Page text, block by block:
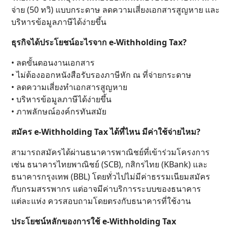
จ่าย (50 ทวิ) แบบกระดาษ ลดความเสี่ยงเอกสารสูญหาย และ
บริหารข้อมูลภาษีได้ง่ายขึ้น
ธุรกิจได้ประโยชน์อะไรจาก e-Withholding Tax?
• ลดขั้นตอนงานเอกสาร
• ไม่ต้องออกหนังสือรับรองภาษีหัก ณ ที่จ่ายกระดาษ
• ลดความเสี่ยงทำเอกสารสูญหาย
• บริหารข้อมูลภาษีได้ง่ายขึ้น
• ภาพลักษณ์องค์กรทันสมัย
สมัคร e-Withholding Tax ได้ที่ไหน มีค่าใช้จ่ายไหม?
สามารถสมัครได้ผ่านธนาคารพาณิชย์ที่เข้าร่วมโครงการ
เช่น ธนาคารไทยพาณิชย์ (SCB), กสิกรไทย (KBank) และ
ธนาคารกรุงเทพ (BBL) โดยทั่วไปไม่มีค่าธรรมเนียมสมัคร
กับกรมสรรพากร แต่อาจมีค่าบริการระบบของธนาคาร
แต่ละแห่ง ควรสอบถามโดยตรงกับธนาคารที่ใช้งาน
ประโยชน์หลักของการใช้ e-Withholding Tax